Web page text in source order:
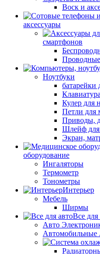
Воск и
аксессуары
смартфонов
Ноутбуки
батарейки
Кулер для
Петли для
Приводы,
Шлейф для
Экран,
оборудование
Ингаляторы
Термометр
Тонометры
Интерьер
Мебель
Ширмы
Все для
Авто
Автомобильные